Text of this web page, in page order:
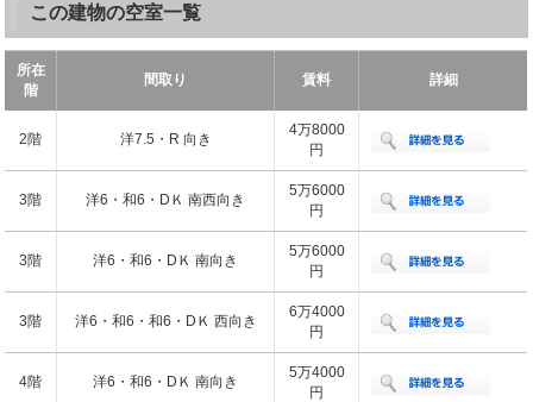
この建物の空室一覧
所在
階
間取り 賃料 詳細
2階 洋7.5・R 向き
4万8000
円
3階 洋6・和6・DＫ 南西向き
5万6000
円
3階 洋6・和6・DＫ 南向き
5万6000
円
3階 洋6・和6・和6・DＫ 西向き
6万4000
円
4階 洋6・和6・DＫ 南向き
5万4000
円